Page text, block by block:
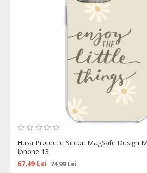
Husa Protectie Silicon MagSafe Design
Iphone 13
67,49 Lei 74,99 Lei